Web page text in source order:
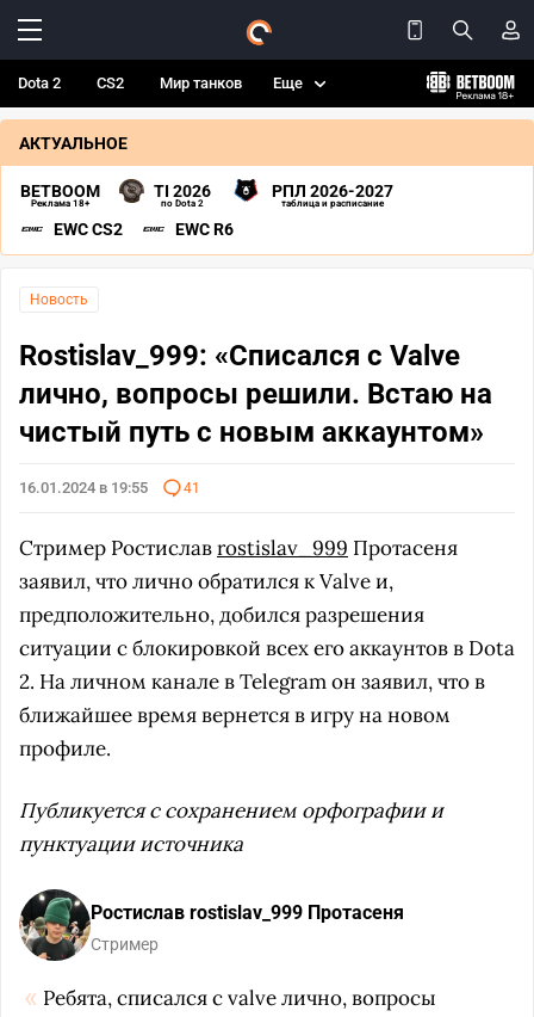
Dota 2 CS2 Мир танков Еще
АКТУАЛЬНОЕ
BETBOOM
Реклама 18+
TI 2026
по Dota 2
РПЛ 2026-2027
таблица и расписание
EWC CS2 EWC R6
Новость
Rostislav_999: «Списался с Valve
лично, вопросы решили. Встаю на
чистый путь с новым аккаунтом»
16.01.2024 в 19:55 41
Стример Ростиславrostislav_999 Протасеня
заявил, что лично обратился к Valve и,
предположительно, добился разрешения
ситуации с блокировкой всех его аккаунтов в Dota
2. На личном канале в Telegram он заявил, что в
ближайшее время вернется в игру на новом
профиле.
Публикуется с сохранением орфографии и
пунктуации источника
Ростислав rostislav_999 Протасеня
Стример
Ребята, списался с valve лично, вопросы